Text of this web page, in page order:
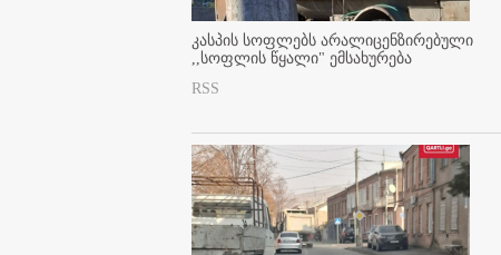
კასპის სოფლებს არალიცენზირებული
,,სოფლის წყალი" ემსახურება
RSS